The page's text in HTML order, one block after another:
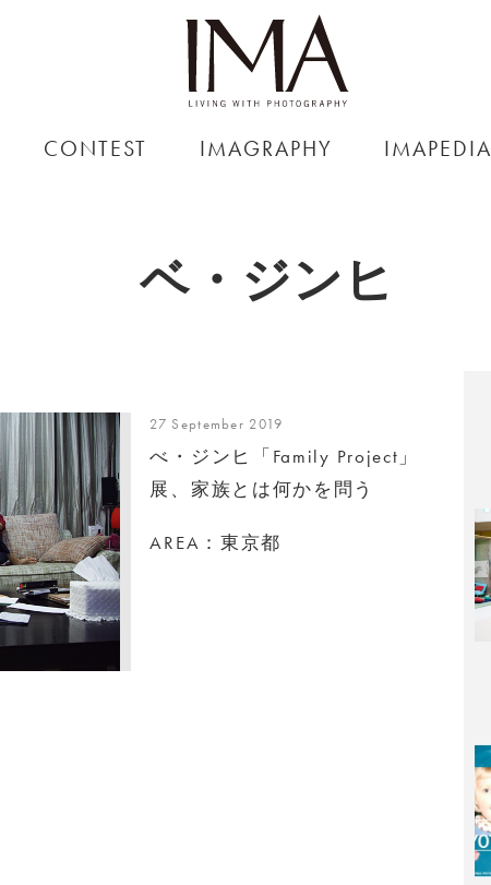
CONTEST IMAGRAPHY IMAPEDIA
ベ・ジンヒ
27 September 2019
べ・ジンヒ「Family Project」
展、家族とは何かを問う
AREA：東京都